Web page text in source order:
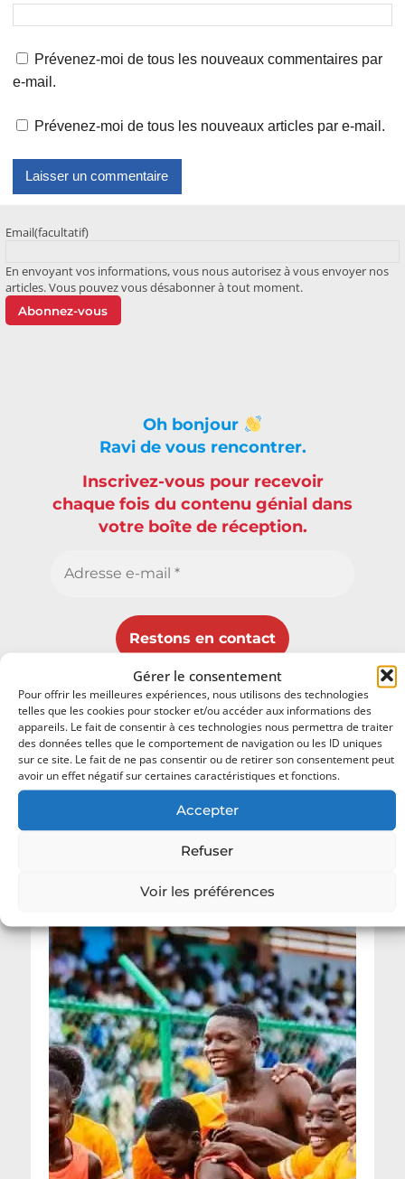
Gérer le consentement
Pour offrir les meilleures expériences, nous utilisons des technologies
telles que les cookies pour stocker et/ou accéder aux informations des
appareils. Le fait de consentir à ces technologies nous permettra de traiter
des données telles que le comportement de navigation ou les ID uniques
sur ce site. Le fait de ne pas consentir ou de retirer son consentement peut
avoir un effet négatif sur certaines caractéristiques et fonctions.
Accepter
Refuser
Voir les préférences
Prévenez-moi de tous les nouveaux commentaires par
e-mail.
Prévenez-moi de tous les nouveaux articles par e-mail.
Email(facultatif)
En envoyant vos informations, vous nous autorisez à vous envoyer nos
articles. Vous pouvez vous désabonner à tout moment.
Abonnez-vous
Oh bonjour
Ravi de vous rencontrer.
Inscrivez-vous pour recevoir
chaque fois du contenu génial dans
votre boîte de réception.
Vos données ne seront pas diffusées !
Consultez notrepolitique de confidentialité
pour plus d’informations.
Dernières actualités